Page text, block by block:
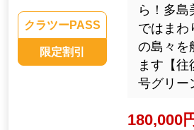
クラツーPASS
限定割引
ら！多島
ではまわ
の島々を
ます【往
号グリー
180,000